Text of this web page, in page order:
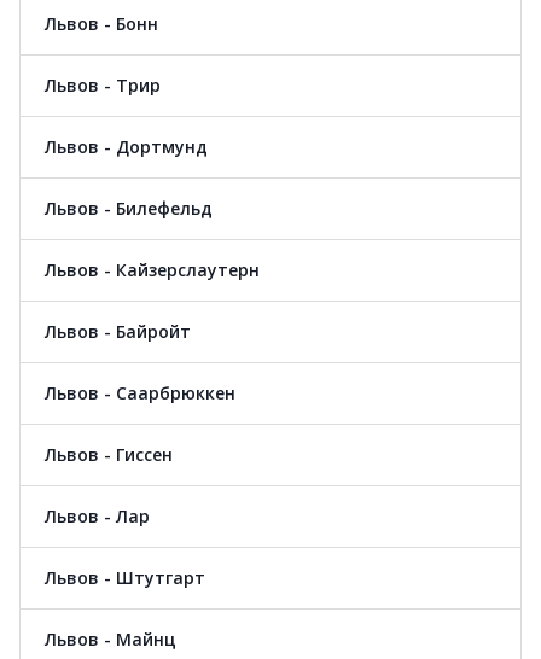
Львов - Бонн
Львов - Трир
Львов - Дортмунд
Львов - Билефельд
Львов - Кайзерслаутерн
Львов - Байройт
Львов - Саарбрюккен
Львов - Гиссен
Львов - Лар
Львов - Штутгарт
Львов - Майнц